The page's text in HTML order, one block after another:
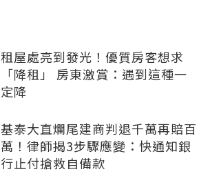
租屋處亮到發光！優質房客想求
「降租」 房東激賞：遇到這種一
定降
基泰大直爛尾建商判退千萬再賠百
萬！律師揭3步驟應變：快通知銀
行止付搶救自備款